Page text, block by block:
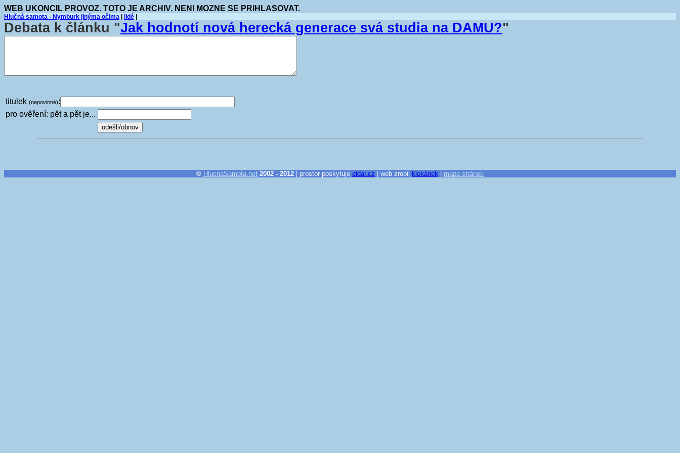
WEB UKONCIL PROVOZ. TOTO JE ARCHIV. NENI MOZNE SE PRIHLASOVAT.
Hlučná samota - Nymburk jinýma očima lidé
Debata k článku "Jak hodnotí nová herecká generace svá studia na DAMU?"
titulek (nepovinné):
pro ověření: pět a pět je...
© HlucnaSamota.net 2002 - 2012 | prostor poskytuje eldar.cz | web zrobil klokánek mapa stránek